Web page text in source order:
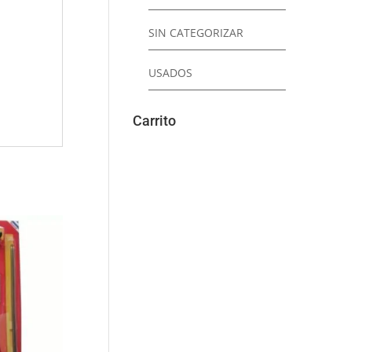
SIN CATEGORIZAR
USADOS
Carrito